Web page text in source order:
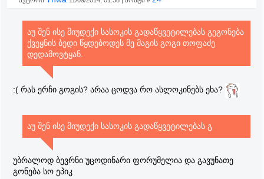
აუ შენ ისე მიუდექი სასოკის გადაწყვეტილებას გეგონება
ქვეყნის ბედი წყდებოდეს მე მაგის გოგი თოფაძე
დედამოვტყან.
:( რას ერჩი გოგის? არაა ცოდვა რო ასლოკინებს ეხა?
აუ შენ ისე მიუდექი სასოკის გადაწყვეტილებას გ
უბრალოდ ბევრნი უცოდინარი ფორუმელია და გავუნათე
გონება სო ეპიკ